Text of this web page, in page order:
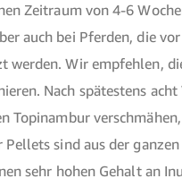
Zeitraum von 4-6
auch bei Pferden, die
werden. Wir empfehlen,
Nach spätestens
Topinambur
Pellets sind aus der
sehr hohen Gehalt an